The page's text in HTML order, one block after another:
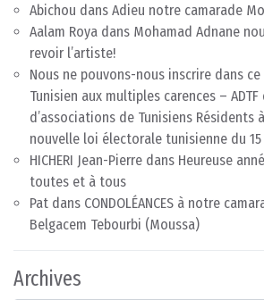
Abichou dans Adieu notre camarade
Aalam Roya dans Mohamad Adnane
revoir l’artiste!
Nous ne pouvons-nous inscrire dans
Tunisien aux multiples carences – ADTF
d’associations de Tunisiens Résidents
nouvelle loi électorale tunisienne du 15
HICHERI Jean-Pierre dans Heureuse
toutes et à tous
Pat dans CONDOLÉANCES à notre
Belgacem Tebourbi (Moussa)
Archives